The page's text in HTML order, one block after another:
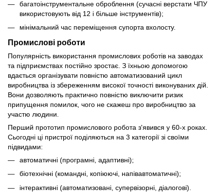
багатоінструментальне оброблення (сучасні верстати ЧПУ
використовують від 12 і більше інструментів);
мінімальний час переміщення супорта вхолосту.
Промислові роботи
Популярність використання промислових роботів на заводах
та підприємствах постійно зростає. З їхньою допомогою
вдається організувати повністю автоматизований цикл
виробництва із збереженням високої точності виконуваних дій.
Вони дозволяють практично повністю виключити ризик
припущення помилок, чого не скажеш про виробництво за
участю людини.
Перший прототип промислового робота з'явився у 60-х роках.
Сьогодні ці пристрої поділяються на 3 категорії зі своїми
підвидами:
автоматичні (програмні, адаптивні);
біотехнічні (командні, копіюючі, напівавтоматичні);
інтерактивні (автоматизовані, супервізорні, діалогові).